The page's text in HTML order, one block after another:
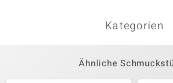
Kategorien
Ähnliche